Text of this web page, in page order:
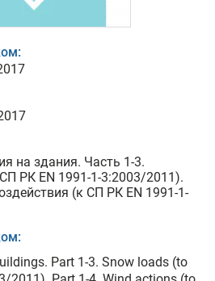
на здания. Часть 1-3.
РК EN 1991-1-3:2003/2011).
(к СП РК EN 1991-1-
Part 1-3. Snow loads (to